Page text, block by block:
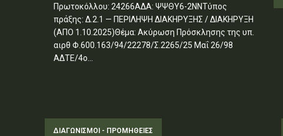
Πρωτοκόλλου: 24266ΑΔΑ: ΨΨΘΥ6-2ΝΝΤύπος
πράξης: Δ.2.1 — ΠΕΡΙΛΗΨΗ ΔΙΑΚΗΡΥΞΗΣ / ΔΙΑΚΗΡΥΞΗ
(ΑΠΟ 1.10.2025)Θέμα: Ακύρωση Πρόσκλησης της υπ.
αιρθ Φ.600.163/94/22278/Σ.2265/25 Μαΐ 26/98
ΑΔΤΕ/4ο...
ΔΙΑΓΩΝΙΣΜΟΊ - ΠΡΟΜΉΘΕΙΕΣ